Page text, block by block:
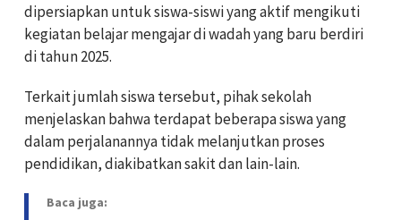
dipersiapkan untuk siswa-siswi yang aktif mengikuti
kegiatan belajar mengajar di wadah yang baru berdiri
di tahun 2025.
Terkait jumlah siswa tersebut, pihak sekolah
menjelaskan bahwa terdapat beberapa siswa yang
dalam perjalanannya tidak melanjutkan proses
pendidikan, diakibatkan sakit dan lain-lain.
Baca juga: